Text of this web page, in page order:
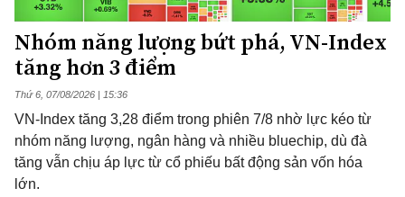
Nhóm năng lượng bứt phá, VN-Index
tăng hơn 3 điểm
Thứ 6, 07/08/2026 | 15:36
VN-Index tăng 3,28 điểm trong phiên 7/8 nhờ lực kéo từ
nhóm năng lượng, ngân hàng và nhiều bluechip, dù đà
tăng vẫn chịu áp lực từ cổ phiếu bất động sản vốn hóa
lớn.